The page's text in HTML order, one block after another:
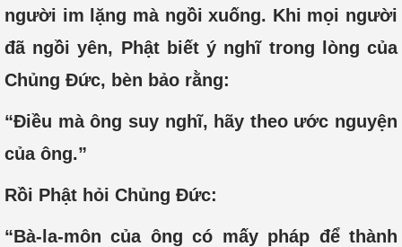
người im lặng mà ngồi xuống. Khi mọi người
đã ngồi yên, Phật biết ý nghĩ trong lòng của
Chủng Đức, bèn bảo rằng:
“Điều mà ông suy nghĩ, hãy theo ước nguyện
của ông.”
Rồi Phật hỏi Chủng Đức:
“Bà-la-môn của ông có mấy pháp để thành